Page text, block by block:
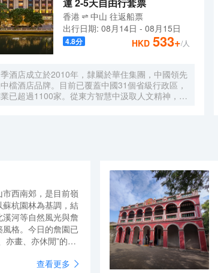
更加舒適的入住體驗； 酒店通過深中跨海大橋直
圳僅需30分鐘；臨近高鐵中山站，壹加壹購物中
中山港碼頭、火炬國際會展中心、華佗山公園、
山故居等商務文化景區；交通非常便利；是您商
、旅遊出行的不二選擇，恭候您的光臨！
香港 中山 往返船票
出行日期: 08月14日 - 08月15日
4.8分 HKD 533+/人
酒店成立於2010年，隸屬於華住集團，中國領先
檔酒店品牌。目前已覆蓋中國31個省級行政區，
已超過1100家。從東方智慧中汲取人文精神，從
10分鐘內可達。離著名景點孫中山紀念堂、燈飾之
古鎮、小欖等中山主要鎮區及景點約30分鐘左右。
西南郊，是目前嶺
杭園林為基調，結
河等自然風光與詹
格。今日的詹園已
亦畫、亦休閒”的珍
查看更多